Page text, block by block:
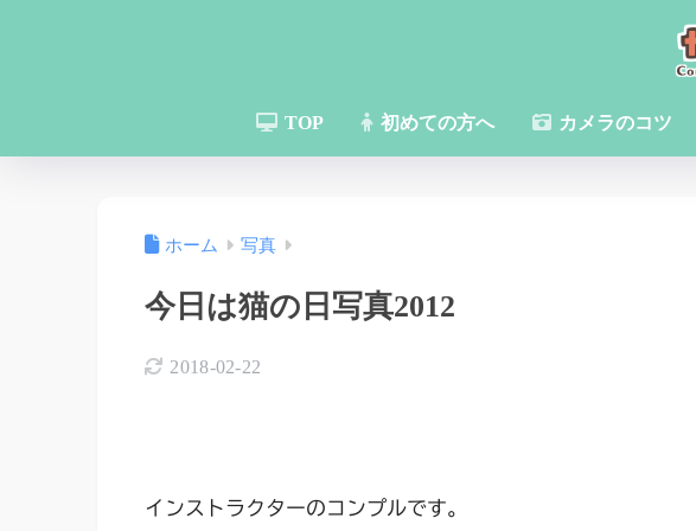
TOP 初めての方へ カメラのコツ
ホーム 写真
今日は猫の日写真2012
2018-02-22
インストラクターのコンプルです。